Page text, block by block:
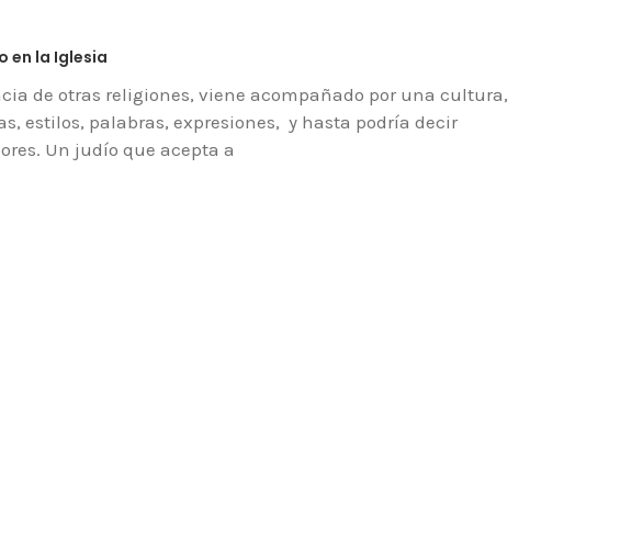
en la Iglesia
de otras religiones, viene acompañado por una cultura,
estilos, palabras, expresiones, y hasta podría decir
Un judío que acepta a